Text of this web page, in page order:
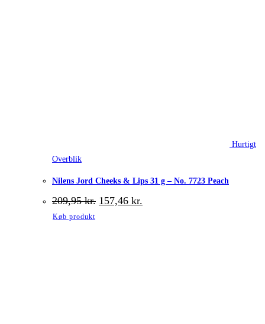
Hurtigt
Overblik
Nilens Jord Cheeks & Lips 31 g – No. 7723 Peach
209,95kr. Den
oprindelige
157,46 kr.
aktuelle
Køb produkt